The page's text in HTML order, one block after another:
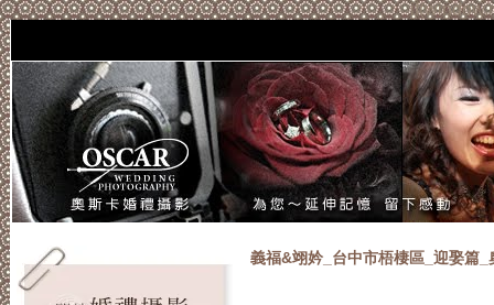
義福&翊妗_台中市梧棲區_迎娶篇_